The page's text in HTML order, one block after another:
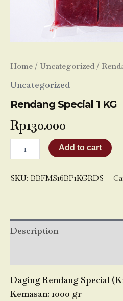
Home / Uncategorized /
Uncategorized
Rendang Special 1 KG
Rp130.000
Add to cart
SKU: BBFMS16BP1KGRDS
Description
Daging Rendang Special
Kemasan: 1000 gr